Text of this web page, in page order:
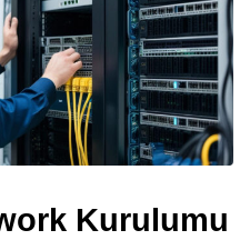
Kurulumu